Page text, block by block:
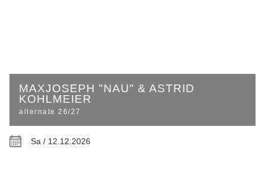
MAXJOSEPH "NAU" & ASTRID
KOHLMEIER
alternate 26/27
Sa / 12.12.2026